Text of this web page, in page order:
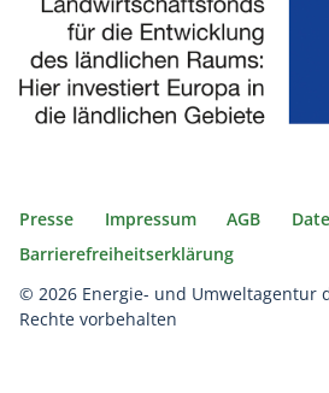
Presse Impressum AGB
Barrierefreiheitserklärung
© 2026 Energie- und Umweltagentur
Rechte vorbehalten